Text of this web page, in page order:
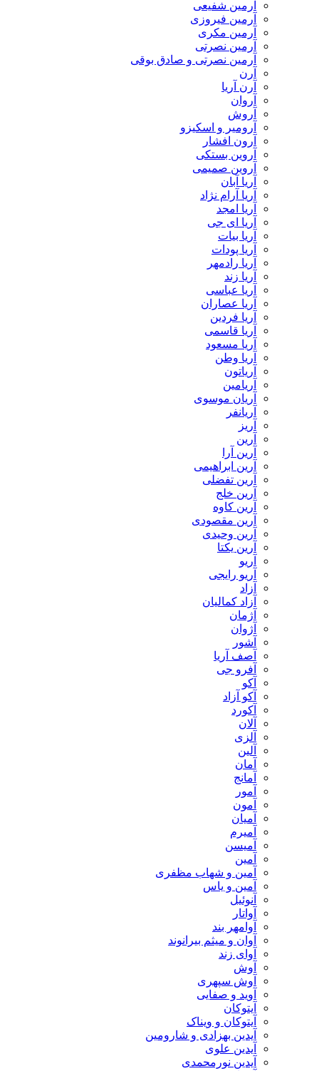
آرمین شفیعی
آرمین فیروزی
آرمین مکری
آرمین نصرتی
آرمین نصرتی و صادق بوقی
آرن
آرن آریا
آروان
آروش
آرومیر و اسکیزو
آرون افشار
آروین بستکی
آروین صمیمی
آریا آبان
آریا آرام نژاد
آریا امجد
آریا ای جی
آریا بیات
آریا پودات
آریا رادمهر
آریا زند
آریا عباسی
آریا عصاران
آریا فردین
آریا قاسمی
آریا مسعود
آریا وطن
آریاتون
آریامین
آریان موسوی
آریانفر
آریز
آرین
آرین آرا
آرین ابراهیمی
آرین تفضلی
آرین خلج
آرین کاوه
آرین مقصودی
آرین وحیدی
آرین یکتا
آریو
آریو رایجی
آزاد
آزاد کمالیان
آژمان
آژوان
آشور
آصف آریا
آفرو جی
آکو
آکو آزاد
آکورد
آلان
آلزی
آلین
آمان
آمانج
آمور
آمون
آمیان
آمیرم
آمیسن
آمین
آمین و شهاب مظفری
آمین و یاس
آنوئیل
آواتار
آوامهر بند
آوان و میثم بیرانوند
آوای زند
آوش
آوش سپهری
آوید و صفایی
آیتوکان
آیتوکان و ویناک
آیدین بهزادی و شارومین
آیدین علوی
آیدین نورمحمدی